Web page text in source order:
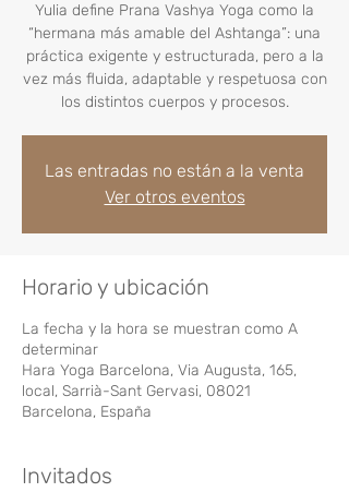
Yulia define Prana Vashya Yoga como la
“hermana más amable del Ashtanga”: una
práctica exigente y estructurada, pero a la
vez más fluida, adaptable y respetuosa con
los distintos cuerpos y procesos.
Las entradas no están a la venta
Ver otros eventos
Horario y ubicación
La fecha y la hora se muestran como A
determinar
Hara Yoga Barcelona, Via Augusta, 165,
local, Sarrià-Sant Gervasi, 08021
Barcelona, España
Invitados